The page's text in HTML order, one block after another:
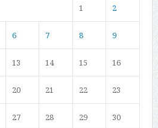
1 2
6 7 8 9
13 14 15 16
20 21 22 23
27 28 29 30